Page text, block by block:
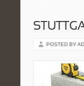
POSTED BY